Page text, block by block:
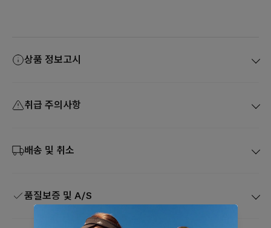
상품 정보고시
취급 주의사항
배송 및 취소
품질보증 및 A/S